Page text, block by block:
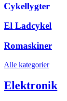
Cykellygter
El Ladcykel
Romaskiner
Alle kategorier
Elektronik